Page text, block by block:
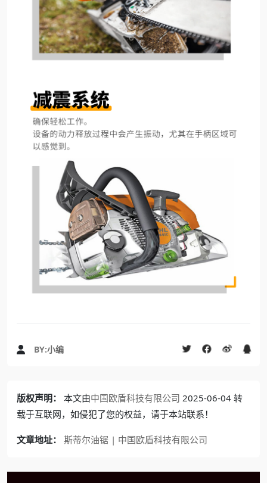
BY:小编
版权声明： 本文由中国欧盾科技有限公司 2025-06-04 转
载于互联网，如侵犯了您的权益，请于本站联系！
文章地址： 斯蒂尔油锯 | 中国欧盾科技有限公司